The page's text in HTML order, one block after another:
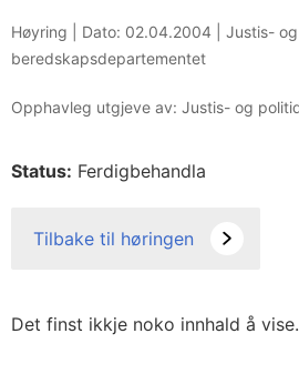
Høyring | Dato: 02.04.2004
Justis- og
beredskapsdepartementet
Opphavleg utgjeve av: Justis- og
Status: Ferdigbehandla
Tilbake til høringen
Det finst ikkje noko innhald å vise.